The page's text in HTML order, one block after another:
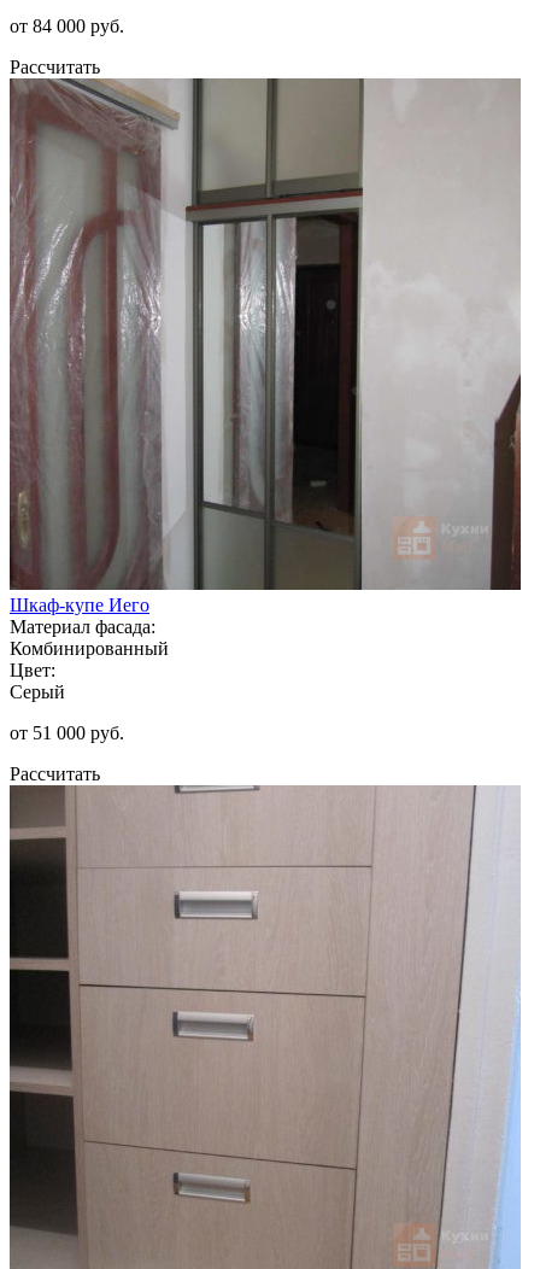
от 84 000 руб.
Рассчитать
Шкаф-купе Иего
Материал фасада:
Комбинированный
Цвет:
Серый
от 51 000 руб.
Рассчитать